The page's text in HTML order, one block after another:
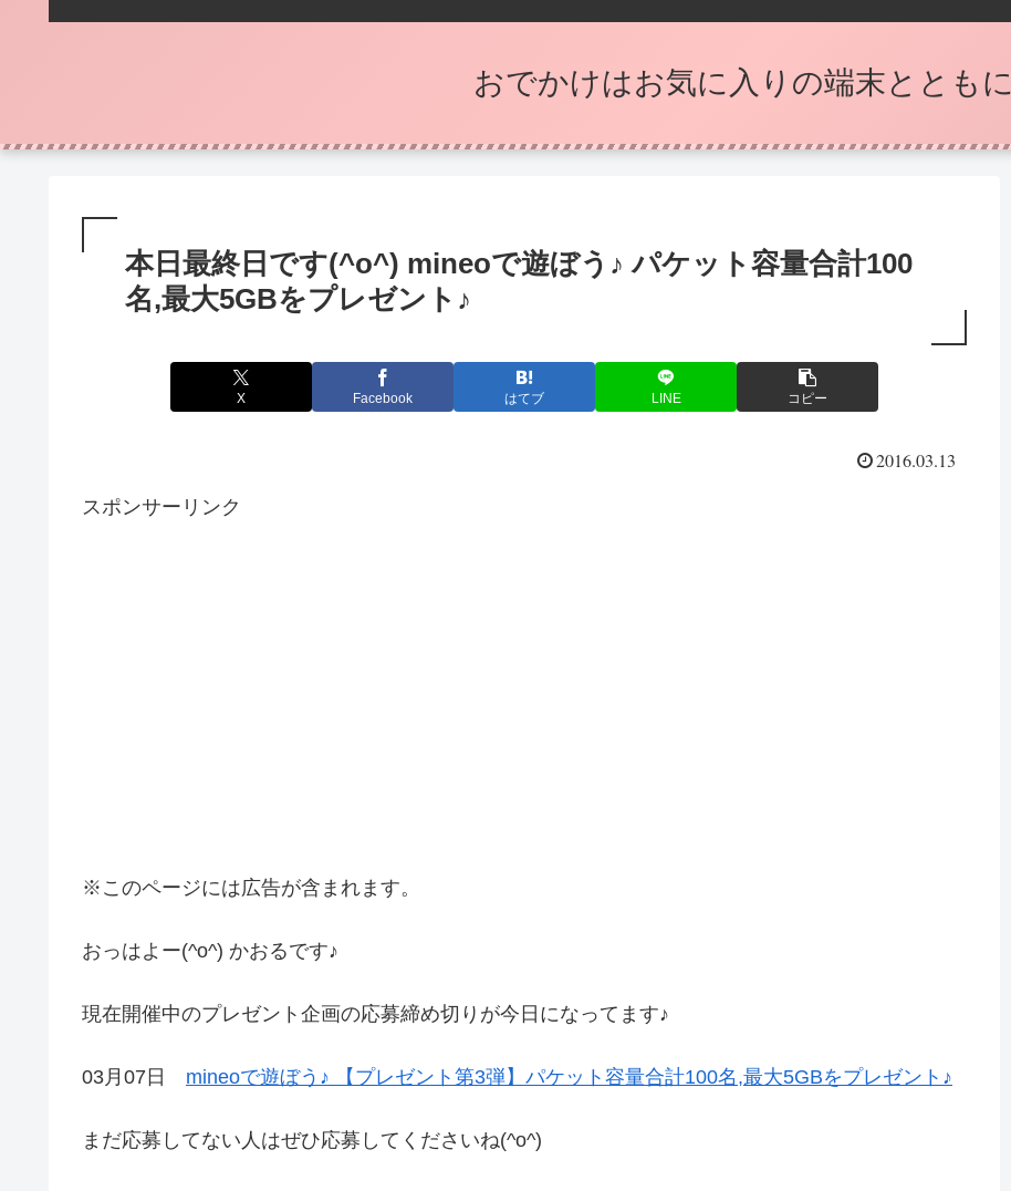
おでかけはお気に入りの端末とともに
本日最終日です(^o^) mineoで遊ぼう♪ パケット容量合計100
名,最大5GBをプレゼント♪
X Facebook はてブ LINE コピー
2016.03.13
スポンサーリンク
※このページには広告が含まれます。
おっはよー(^o^) かおるです♪
現在開催中のプレゼント企画の応募締め切りが今日になってます♪
03月07日 mineoで遊ぼう♪ 【プレゼント第3弾】パケット容量合計100名,最大5GBをプレゼント♪
まだ応募してない人はぜひ応募してくださいね(^o^)